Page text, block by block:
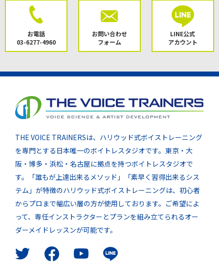
お電話
03-6277-4960
お問い合わせ
フォーム
LINE公式
アカウント
THE VOICE TRAINERSは、ハリウッド式ボイストレーニング
を専門とする日本唯一のボイトレスタジオです。東京・大
阪・博多・浜松・名古屋に拠点を持つボイトレスタジオで
す。「誰もが上達出来るメソッド」「素早く習得出来るシス
テム」が特徴のハリウッド式ボイストレーニングは、初心者
からプロまで幅広い層の方が使用しております。ご希望によ
って、専任インストラクターとプランを組み立てられるオー
ダーメイドレッスンが可能です。